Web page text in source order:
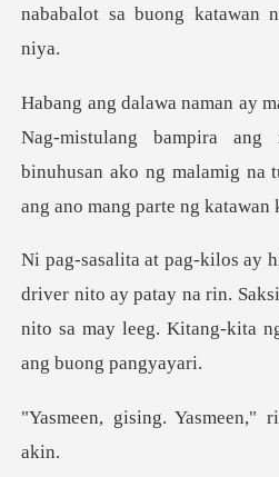
ulang bampira ang
binuhusan ako ng malami
nito ay patay na rin.
nito sa ma
asmeen,"